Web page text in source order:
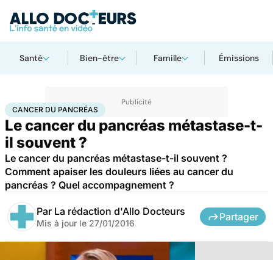
Santé Bien-être Famille Émissions
AccueilSanté MaladiesCancer Cancer du pancréas
CANCER DU PANCRÉAS
Le cancer du pancréas métastase-t-
il souvent ?
Le cancer du pancréas métastase-t-il souvent ?
Comment apaiser les douleurs liées au cancer du
pancréas ? Quel accompagnement ?
Par La rédaction d'Allo Docteurs
Mis à jour le 27/01/2016
Partager